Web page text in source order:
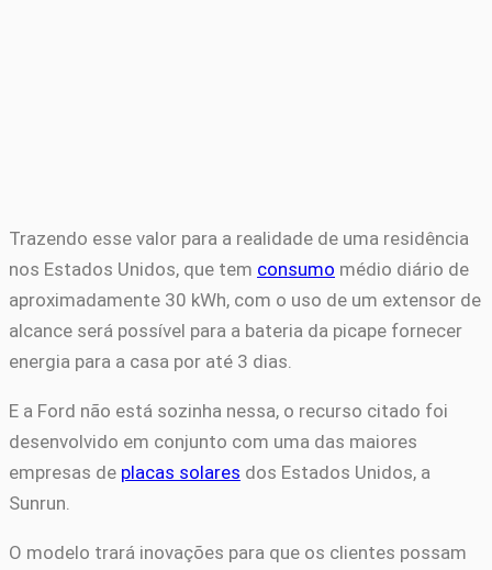
Trazendo esse valor para a realidade de uma residência
nos Estados Unidos, que tem consumo médio diário de
aproximadamente 30 kWh, com o uso de um extensor de
alcance será possível para a bateria da picape fornecer
energia para a casa por até 3 dias.
E a Ford não está sozinha nessa, o recurso citado foi
desenvolvido em conjunto com uma das maiores
empresas de placas solares dos Estados Unidos, a
Sunrun.
O modelo trará inovações para que os clientes possam